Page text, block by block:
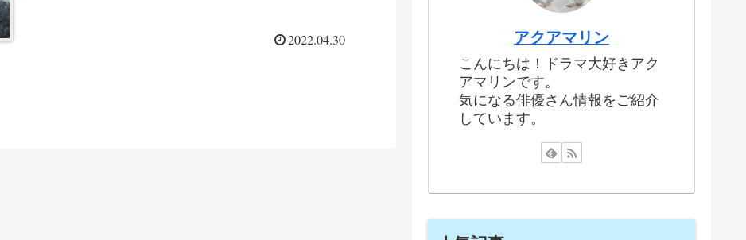
2022.04.30 アクアマリン
こんにちは！ドラマ大好きアク
アマリンです。
気になる俳優さん情報をご紹介
しています。